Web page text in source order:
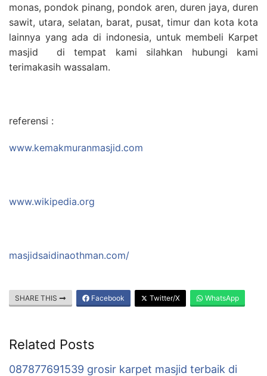
monas, pondok pinang, pondok aren, duren jaya, duren
sawit, utara, selatan, barat, pusat, timur dan kota kota
lainnya yang ada di indonesia, untuk membeli Karpet
masjid di tempat kami silahkan hubungi kami
terimakasih wassalam.
referensi :
www.kemakmuranmasjid.com
www.wikipedia.org
masjidsaidinaothman.com/
SHARE THIS Facebook Twitter/X WhatsApp
Related Posts
087877691539 grosir karpet masjid terbaik di